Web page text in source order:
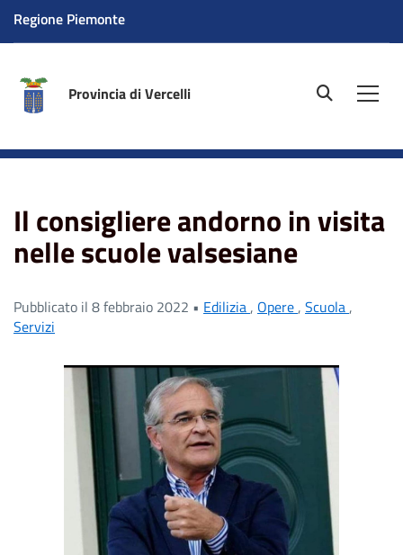
Regione Piemonte
Provincia di Vercelli site.searc
nelle scuole valsesiane
Il consigliere andorno in visita
nelle scuole valsesiane
Pubblicato il 8 febbraio 2022 • Edilizia, Opere, Scuola,
Servizi